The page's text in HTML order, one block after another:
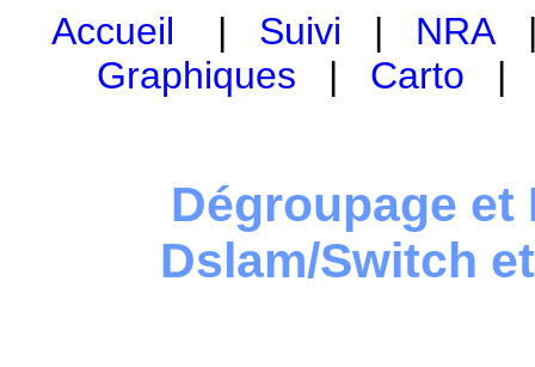
Accueil | Suivi | NRA
Graphiques | Carto
Dégroupage et
Dslam/Switch